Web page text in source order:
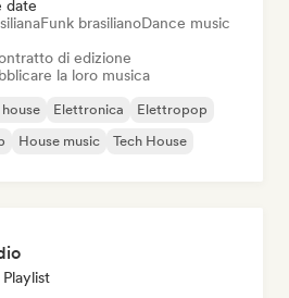
date
Funk brasilianoDance music
di edizione
la loro musica
Elettronica
Elettropop
House music Tech House